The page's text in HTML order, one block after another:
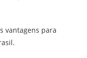
vantagens para